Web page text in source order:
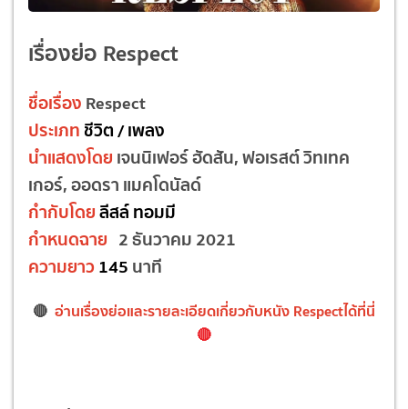
เรื่องย่อ Respect
ชื่อเรื่อง Respect
ประเภท ชีวิต / เพลง
นำแสดงโดย เจนนิเฟอร์ ฮัดสัน, ฟอเรสต์ วิทเทค
เกอร์, ออดรา แมคโดนัลด์
กำกับโดยลีสล์ ทอมมี
กำหนดฉาย 2 ธันวาคม 2021
ความยาว145 นาที
🔴 อ่านเรื่องย่อและรายละเอียดเกี่ยวกับหนัง Respectได้ที่นี่
🔴